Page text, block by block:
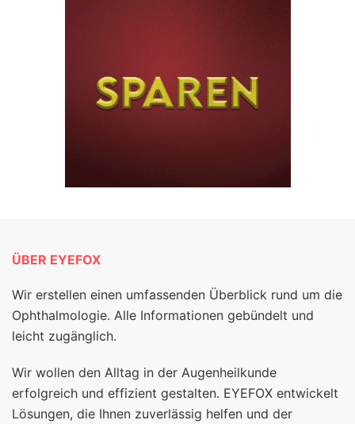
ÜBER EYEFOX
Wir erstellen einen umfassenden Überblick rund um die
Ophthalmologie. Alle Informationen gebündelt und
leicht zugänglich.
Wir wollen den Alltag in der Augenheilkunde
erfolgreich und effizient gestalten. EYEFOX entwickelt
Lösungen, die Ihnen zuverlässig helfen und der